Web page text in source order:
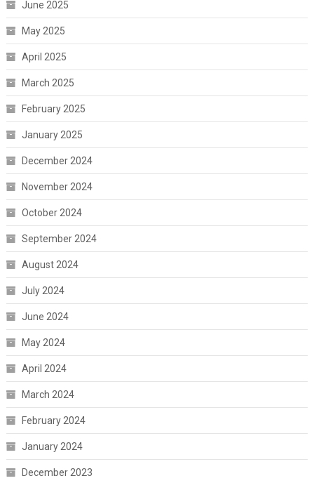
June 2025
May 2025
April 2025
March 2025
February 2025
January 2025
December 2024
November 2024
October 2024
September 2024
August 2024
July 2024
June 2024
May 2024
April 2024
March 2024
February 2024
January 2024
December 2023